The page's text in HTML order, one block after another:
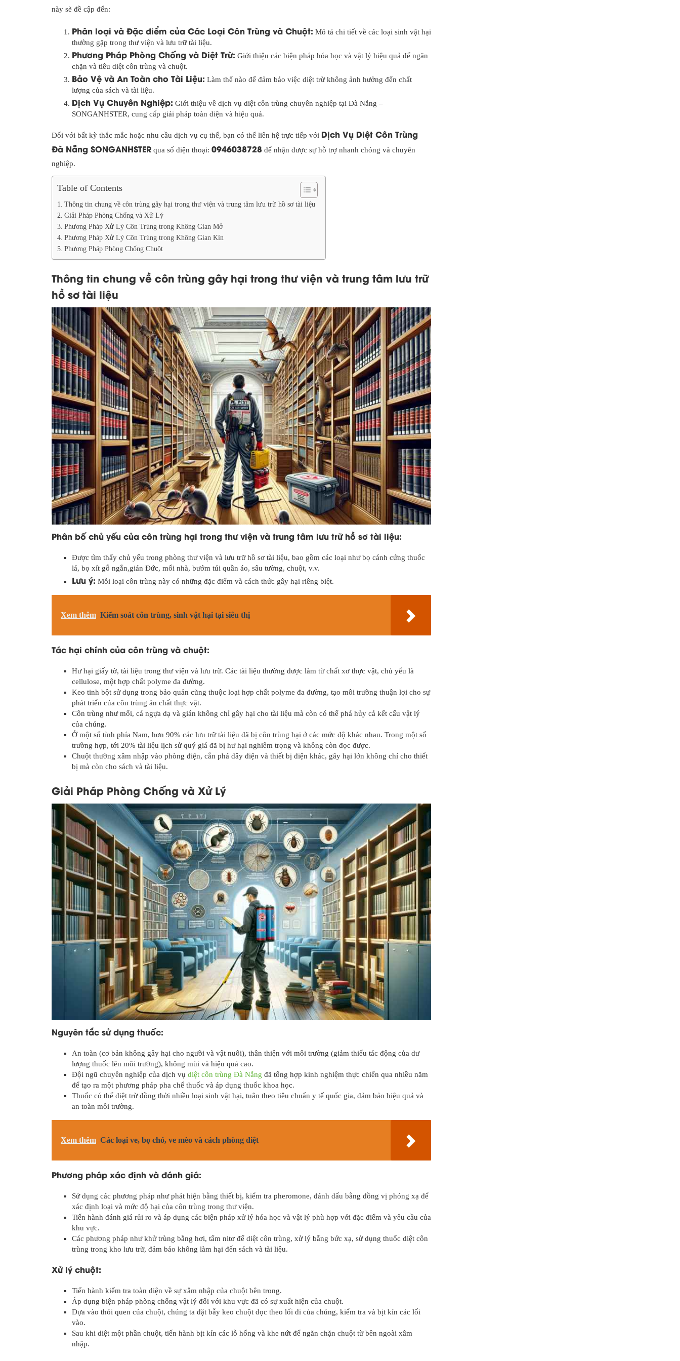
này sẽ đề cập đến:
Phân loại và Đặc điểm của Các Loại Côn Trùng và Chuột: Mô tả chi tiết về các loại sinh vật hại
thường gặp trong thư viện và lưu trữ tài liệu.
Phương Pháp Phòng Chống và Diệt Trừ: Giới thiệu các biện pháp hóa học và vật lý hiệu quả để ngăn
chặn và tiêu diệt côn trùng và chuột.
Bảo Vệ và An Toàn cho Tài Liệu: Làm thế nào để đảm bảo việc diệt trừ không ảnh hưởng đến chất
lượng của sách và tài liệu.
Dịch Vụ Chuyên Nghiệp: Giới thiệu về dịch vụ diệt côn trùng chuyên nghiệp tại Đà Nẵng –
SONGANHSTER, cung cấp giải pháp toàn diện và hiệu quả.
Đối với bất kỳ thắc mắc hoặc nhu cầu dịch vụ cụ thể, bạn có thể liên hệ trực tiếp với Dịch Vụ Diệt Côn Trùng
Đà Nẵng SONGANHSTER qua số điện thoại: 0946038728 để nhận được sự hỗ trợ nhanh chóng và chuyên
nghiệp.
Table of Contents
Thông tin chung về côn trùng gây hại trong thư viện và trung tâm lưu trữ hồ sơ tài liệu
Giải Pháp Phòng Chống và Xử Lý
Phương Pháp Xử Lý Côn Trùng trong Không Gian Mở
Phương Pháp Xử Lý Côn Trùng trong Không Gian Kín
Phương Pháp Phòng Chống Chuột
Thông tin chung về côn trùng gây hại trong thư viện và trung tâm lưu trữ
hồ sơ tài liệu
Phân bố chủ yếu của côn trùng hại trong thư viện và trung tâm lưu trữ hồ sơ tài liệu:
Được tìm thấy chủ yếu trong phòng thư viện và lưu trữ hồ sơ tài liệu, bao gồm các loại như bọ cánh cứng thuốc
lá, bọ xít gỗ ngắn,gián Đức, mối nhà, bướm túi quần áo, sâu tường, chuột, v.v.
Lưu ý: Mỗi loại côn trùng này có những đặc điểm và cách thức gây hại riêng biệt.
Xem thêm Kiểm soát côn trùng, sinh vật hại tại siêu thị
Tác hại chính của côn trùng và chuột:
Hư hại giấy tờ, tài liệu trong thư viện và lưu trữ. Các tài liệu thường được làm từ chất xơ thực vật, chủ yếu là
cellulose, một hợp chất polyme đa đường.
Keo tinh bột sử dụng trong bảo quản cũng thuộc loại hợp chất polyme đa đường, tạo môi trường thuận lợi cho sự
phát triển của côn trùng ăn chất thực vật.
Côn trùng như mối, cá ngựa dạ và gián không chỉ gây hại cho tài liệu mà còn có thể phá hủy cả kết cấu vật lý
của chúng.
Ở một số tỉnh phía Nam, hơn 90% các lưu trữ tài liệu đã bị côn trùng hại ở các mức độ khác nhau. Trong một số
trường hợp, tới 20% tài liệu lịch sử quý giá đã bị hư hại nghiêm trọng và không còn đọc được.
Chuột thường xâm nhập vào phòng điện, cắn phá dây điện và thiết bị điện khác, gây hại lớn không chỉ cho thiết
bị mà còn cho sách và tài liệu.
Giải Pháp Phòng Chống và Xử Lý
Nguyên tắc sử dụng thuốc:
An toàn (cơ bản không gây hại cho người và vật nuôi), thân thiện với môi trường (giảm thiểu tác động của dư
lượng thuốc lên môi trường), không mùi và hiệu quả cao.
Đội ngũ chuyên nghiệp của dịch vụ diệt côn trùng Đà Nẵng đã tổng hợp kinh nghiệm thực chiến qua nhiều năm
để tạo ra một phương pháp pha chế thuốc và áp dụng thuốc khoa học.
Thuốc có thể diệt trừ đồng thời nhiều loại sinh vật hại, tuân theo tiêu chuẩn y tế quốc gia, đảm bảo hiệu quả và
an toàn môi trường.
Xem thêm Các loại ve, bọ chó, ve mèo và cách phòng diệt
Phương pháp xác định và đánh giá:
Sử dụng các phương pháp như phát hiện bằng thiết bị, kiểm tra pheromone, đánh dấu bằng đồng vị phóng xạ để
xác định loại và mức độ hại của côn trùng trong thư viện.
Tiến hành đánh giá rủi ro và áp dụng các biện pháp xử lý hóa học và vật lý phù hợp với đặc điểm và yêu cầu của
khu vực.
Các phương pháp như khử trùng bằng hơi, tẩm nitơ để diệt côn trùng, xử lý bằng bức xạ, sử dụng thuốc diệt côn
trùng trong kho lưu trữ, đảm bảo không làm hại đến sách và tài liệu.
Xử lý chuột:
Tiến hành kiểm tra toàn diện về sự xâm nhập của chuột bên trong.
Áp dụng biện pháp phòng chống vật lý đối với khu vực đã có sự xuất hiện của chuột.
Dựa vào thói quen của chuột, chúng ta đặt bẫy keo chuột dọc theo lối đi của chúng, kiểm tra và bịt kín các lối
vào.
Sau khi diệt một phần chuột, tiến hành bịt kín các lỗ hổng và khe nứt để ngăn chặn chuột từ bên ngoài xâm
nhập.